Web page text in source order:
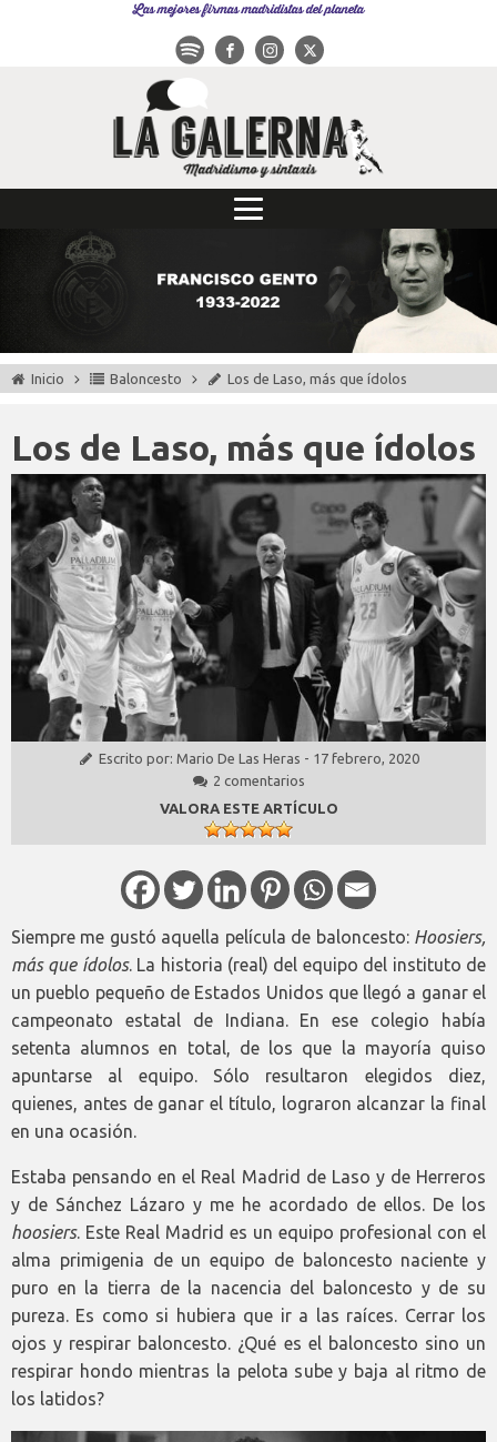
Las mejores firmas madridistas del planeta
Inicio Baloncesto Los de Laso, más que ídolos
Los de Laso, más que ídolos
Escrito por: Mario De Las Heras - 17 febrero, 2020
2 comentarios
VALORA ESTE ARTÍCULO
Siempre me gustó aquella película de baloncesto: Hoosiers,
más que ídolos. La historia (real) del equipo del instituto de
un pueblo pequeño de Estados Unidos que llegó a ganar el
campeonato estatal de Indiana. En ese colegio había
setenta alumnos en total, de los que la mayoría quiso
apuntarse al equipo. Sólo resultaron elegidos diez,
quienes, antes de ganar el título, lograron alcanzar la final
en una ocasión.
Estaba pensando en el Real Madrid de Laso y de Herreros
y de Sánchez Lázaro y me he acordado de ellos. De los
hoosiers. Este Real Madrid es un equipo profesional con el
alma primigenia de un equipo de baloncesto naciente y
puro en la tierra de la nacencia del baloncesto y de su
pureza. Es como si hubiera que ir a las raíces. Cerrar los
ojos y respirar baloncesto. ¿Qué es el baloncesto sino un
respirar hondo mientras la pelota sube y baja al ritmo de
los latidos?